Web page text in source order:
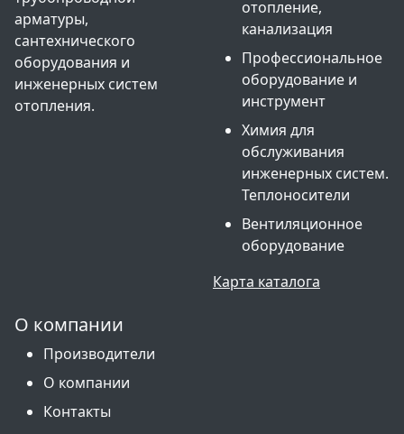
арматуры,
сантехнического
оборудования и
инженерных систем
отопления.
отопление,
канализация
Профессиональное
оборудование и
инструмент
Химия для
обслуживания
инженерных систем.
Теплоносители
Вентиляционное
оборудование
Карта каталога
О компании
Производители
О компании
Контакты